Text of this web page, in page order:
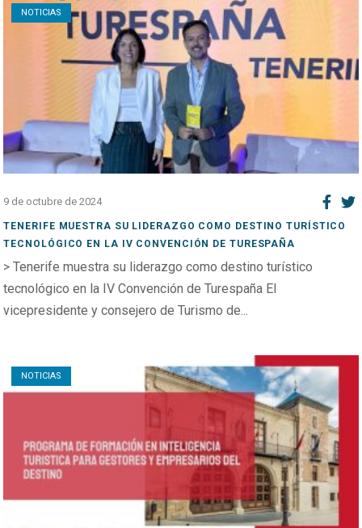
NOTICIAS
9 de octubre de 2024
TENERIFE MUESTRA SU LIDERAZGO COMO DESTINO TURÍSTICO
TECNOLÓGICO EN LA IV CONVENCIÓN DE TURESPAÑA
> Tenerife muestra su liderazgo como destino turístico
tecnológico en la IV Convención de Turespaña El
vicepresidente y consejero de Turismo de...
NOTICIAS